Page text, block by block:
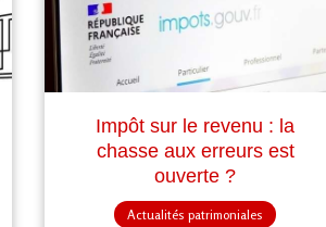
Impôt sur le revenu : la
chasse aux erreurs est
ouverte ?
Actualités patrimoniales